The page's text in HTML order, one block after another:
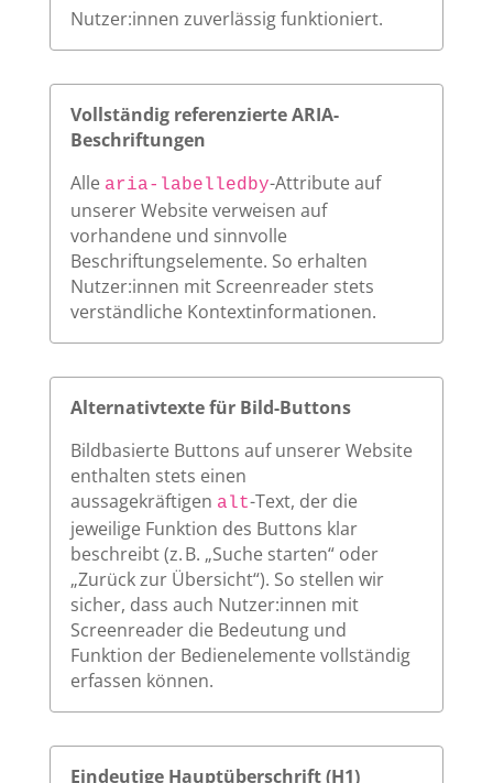
Nutzer:innen zuverlässig funktioniert.
Vollständig referenzierte ARIA-
Beschriftungen
Alle aria-labelledby-Attribute auf
unserer Website verweisen auf
vorhandene und sinnvolle
Beschriftungselemente. So erhalten
Nutzer:innen mit Screenreader stets
verständliche Kontextinformationen.
Alternativtexte für Bild-Buttons
Bildbasierte Buttons auf unserer Website
enthalten stets einen
aussagekräftigen alt-Text, der die
jeweilige Funktion des Buttons klar
beschreibt (z. B. „Suche starten“ oder
„Zurück zur Übersicht“). So stellen wir
sicher, dass auch Nutzer:innen mit
Screenreader die Bedeutung und
Funktion der Bedienelemente vollständig
erfassen können.
Eindeutige Hauptüberschrift (H1)